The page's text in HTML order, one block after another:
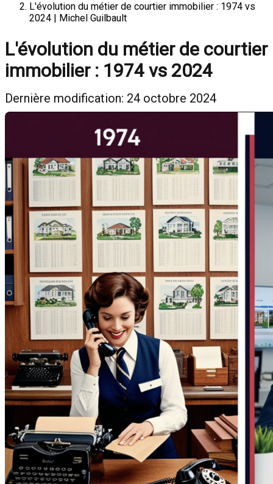
L'évolution du métier de courtier immobilier : 1974 vs
2024 | Michel Guilbault
L'évolution du métier de courtier
immobilier : 1974 vs 2024
Dernière modification: 24 octobre 2024